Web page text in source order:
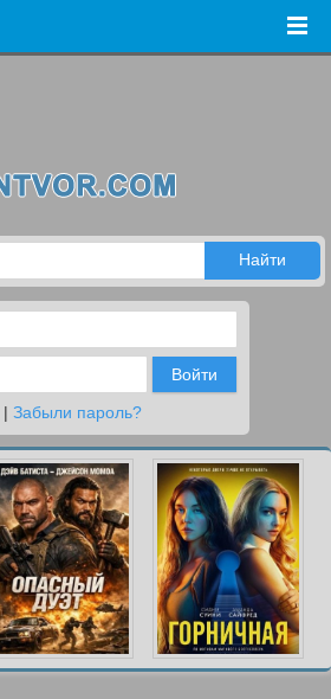
Войти
| Забыли пароль?